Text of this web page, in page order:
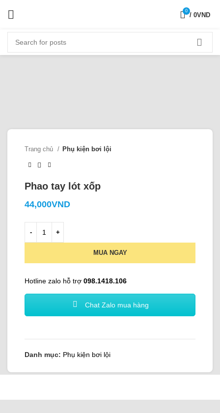
0
/ 0VND
Trang chủ Phụ kiện bơi lội
Phao tay lót xốp
44,000VND
MUA NGAY
Hotline zalo hỗ trợ 098.1418.106
Chat Zalo mua hàng
Danh mục: Phụ kiện bơi lội